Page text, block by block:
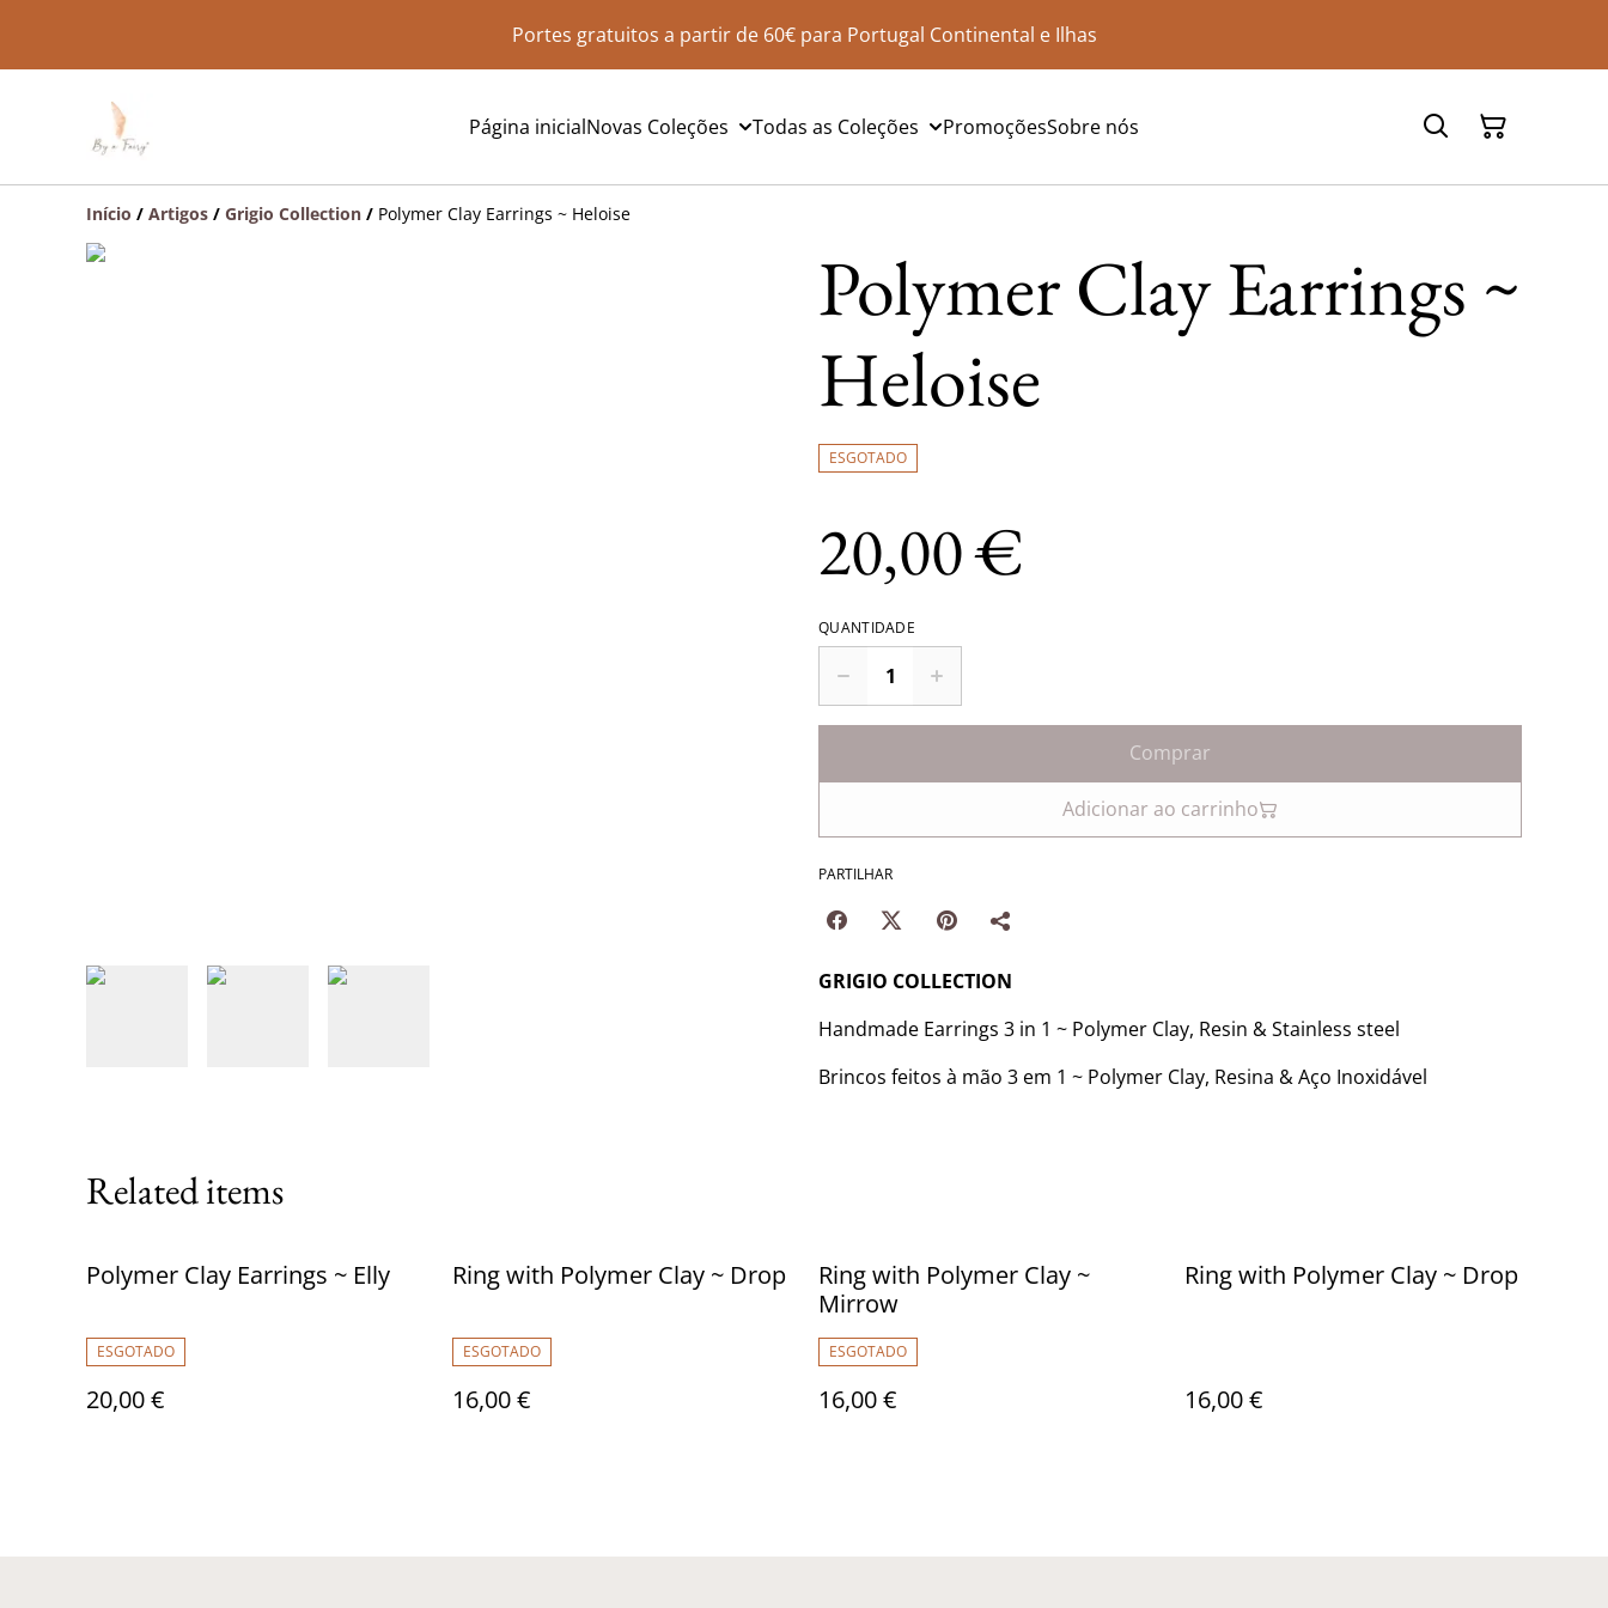
Portes gratuitos a partir de 60€ para Portugal Continental e Ilhas
Página inicialNovas Coleções Todas as Coleções PromoçõesSobre nós
Início / Artigos / Grigio Collection / Polymer Clay Earrings ~ Heloise
Polymer Clay Earrings ~
Heloise
ESGOTADO
20,00 €
QUANTIDADE
Comprar
Adicionar ao carrinho
PARTILHAR
GRIGIO COLLECTION
Handmade Earrings 3 in 1 ~ Polymer Clay, Resin & Stainless steel
Brincos feitos à mão 3 em 1 ~ Polymer Clay, Resina & Aço Inoxidável
Related items
Polymer Clay Earrings ~ Elly
ESGOTADO
20,00 €
Ring with Polymer Clay ~ Drop
ESGOTADO
16,00 €
Ring with Polymer Clay ~
Mirrow
ESGOTADO
16,00 €
Ring with Polymer Clay ~ Drop
16,00 €